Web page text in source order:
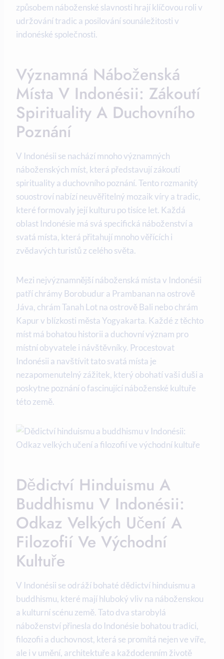
způsobem náboženské slavnosti hrají klíčovou roli v
udržování tradic a posilování sounáležitosti v
indonéské společnosti.
Významná Náboženská
Místa V Indonésii: Zákoutí
Spirituality A Duchovního
Poznání
V Indonésii se nachází mnoho významných
náboženských míst, která představují zákoutí
spirituality a duchovního poznání. Tento rozmanitý
souostroví nabízí neuvěřitelný mozaik víry a tradic,
které formovaly její kulturu po tisíce let. Každá
oblast Indonésie má svá specifická náboženství a
svatá místa, která přitahují mnoho věřících i
zvědavých turistů z celého světa.
Mezi nejvýznamnější náboženská místa v Indonésii
patří chrámy Borobudur a Prambanan na ostrově
Jáva, chrám Tanah Lot na ostrově Bali nebo chrám
Kapur v blízkosti města Yogyakarta. Každé z těchto
míst má bohatou historii a duchovní význam pro
místní obyvatele i návštěvníky. Procestovat
Indonésii a navštívit tato svatá místa je
nezapomenutelný zážitek, který obohatí vaši duši a
poskytne poznání o fascinující náboženské kultuře
této země.
Dědictví Hinduismu A
Buddhismu V Indonésii:
Odkaz Velkých Učení A
Filozofií Ve Východní
Kultuře
V Indonésii se odráží bohaté dědictví hinduismu a
buddhismu, které mají hluboký vliv na náboženskou
a kulturní scénu země. Tato dva starobylá
náboženství přinesla do Indonésie bohatou tradici,
filozofii a duchovnost, která se promítá nejen ve víře,
ale i v umění, architektuře a každodenním životě